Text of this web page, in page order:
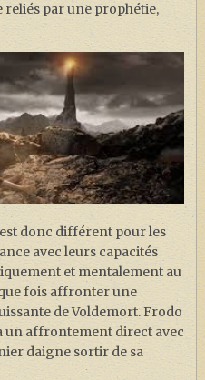
reliés par une prophétie,
donc différent pour les
avec leurs capacités
et mentalement au
fois affronter une
de Voldemort. Frodo
un affrontement direct avec
daigne sortir de sa